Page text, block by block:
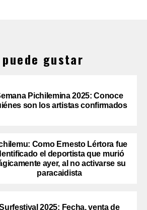
gustar
Pichilemina 2025: Conoce
son los artistas confirmados
Como Ernesto Lértora fue
el deportista que murió
ayer, al no activarse su
paracaidista
2025: Fecha, venta de